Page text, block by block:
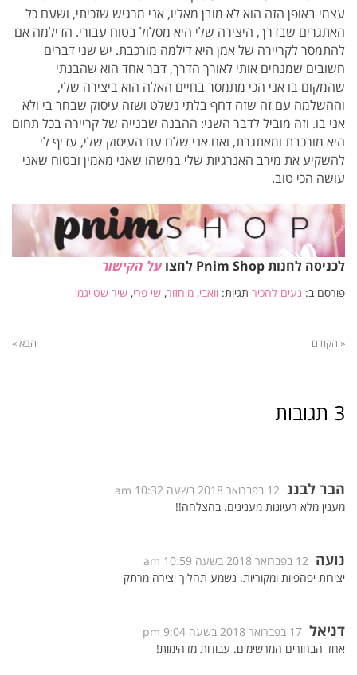
עצמי באופן הזה הוא לא מובן מאליו, אני מרגיש שזכיתי, ושעם כל
האתגרים שבדרך, היצירה שלי היא מסלול בטוח עבורי. הדילמה אם
להתמסר לקריירה של אמן היא דילמה מורכבת. יש שני דברים
חשובים שמנחים אותי לאורך הדרך, דבר אחד הוא שהבנתי
שהמקום בו אני הכי מתמסר בחיים האלה הוא ביצירה שלי,
וההשלמה עם זה שזה דחף בלתי נשלט ושזה עיסוק שבחר בי ולא
אני בו. וזה מוביל לדבר השני: ההבנה שבנייה של קריירה בכל תחום
היא מורכבת ומאתגרת, ואם אני שלם עם העיסוק שלי, עדיף לי
להשקיע את מירב האנרגיות שלי במשהו שאני מאמין ובטוח שאני
עושה הכי טוב.
לכניסה לחנות Pnim Shop לחצו על הקישור
פורסם ב: נעים להכיר תגיות: וואבי, מיחזור, שי פרי, שיר שטייגמן
« הקודם הבא »
3 תגובות
הבר לבננ 12 בפברואר 2018 בשעה 10:32 am
מענין מלא רעיונות מענינים. בהצלחה!!
נועה 12 בפברואר 2018 בשעה 10:59 am
יצירות יפהפיות ומקוריות. נשמע תהליך יצירה מרתק
דניאל 17 בפברואר 2018 בשעה 9:04 pm
אחד הבחורים המרשימים. עבודות מדהימות!